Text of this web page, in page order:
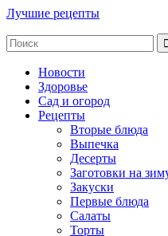
Лучшие рецепты
Новости
Здоровье
Сад и огород
Рецепты
Вторые блюда
Выпечка
Десерты
Заготовки на
Закуски
Первые блюда
Салаты
Торты